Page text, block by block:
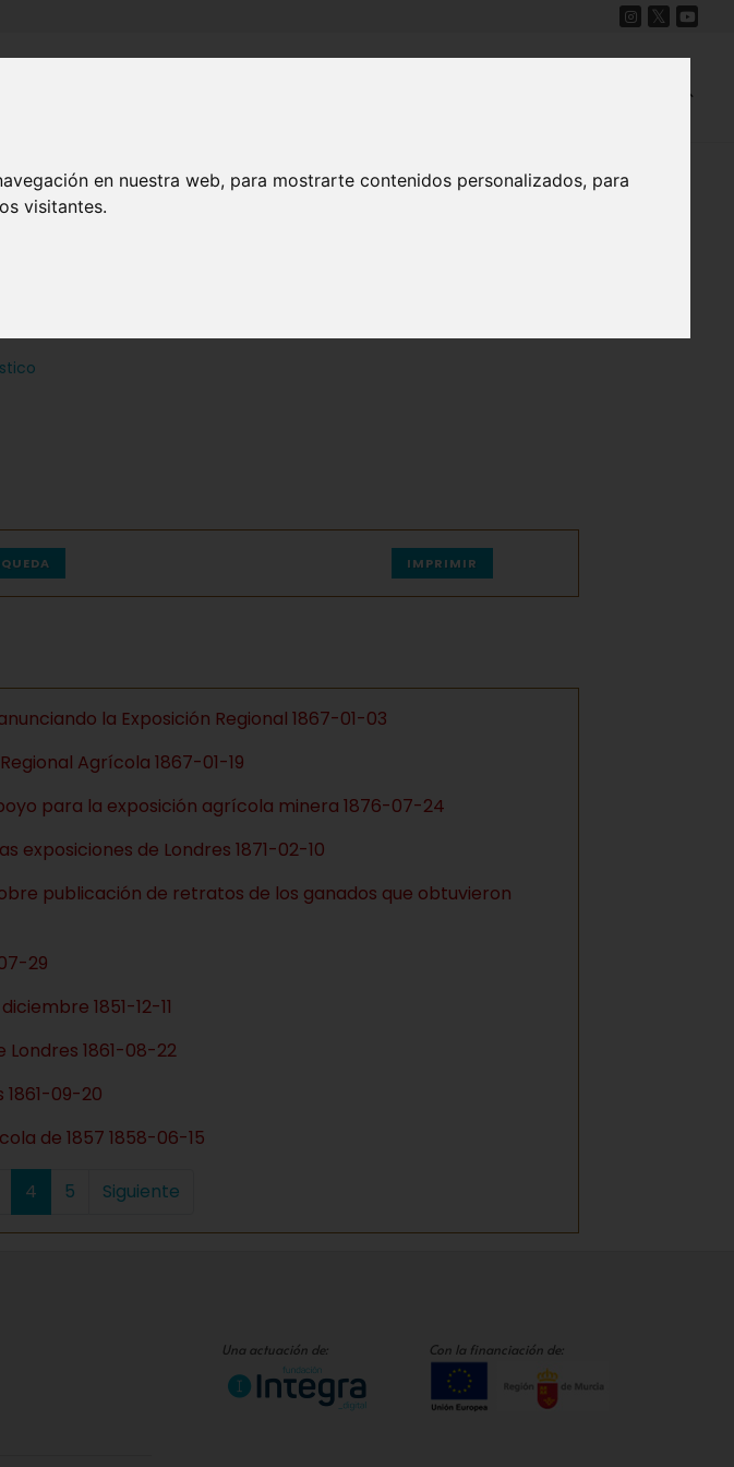
en nuestra web, para mostrarte contenidos personalizados, para
visitantes.
IMPRIMIR
la Exposición Regional 1867-01-03
Agrícola 1867-01-19
para la exposición agrícola minera 1876-07-24
exposiciones de Londres 1871-02-10
publicación de retratos de los ganados que obtuvieron
29
1851-12-11
1861-08-22
09-20
de 1857 1858-06-15
4 5 Siguiente
Una actuación de: Con la financiación de: